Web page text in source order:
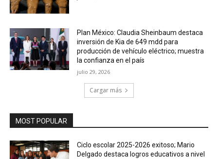
Plan México: Claudia Sheinbaum destaca
inversión de Kia de 649 mdd para
producción de vehículo eléctrico; muestra
la confianza en el país
julio 29, 2026
Cargar más
MOST POPULAR
Ciclo escolar 2025-2026 exitoso; Mario
Delgado destaca logros educativos a nivel